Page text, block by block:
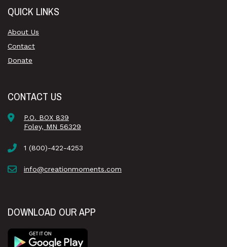
QUICK LINKS
About Us
Contact
Donate
CONTACT US
P.O. BOX 839
Foley, MN 56329
1 (800)-422-4253
info@creationmoments.com
DOWNLOAD OUR APP